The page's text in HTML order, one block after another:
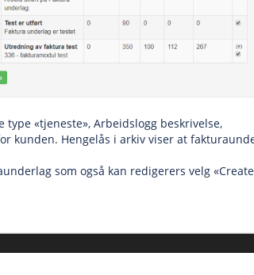
type «tjeneste», Arbeidslogg beskrivelse,
kunden. Hengelås i arkiv viser at
som også kan redigerers velg